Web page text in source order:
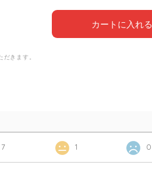
カートに入れる
きます。
7 1 0